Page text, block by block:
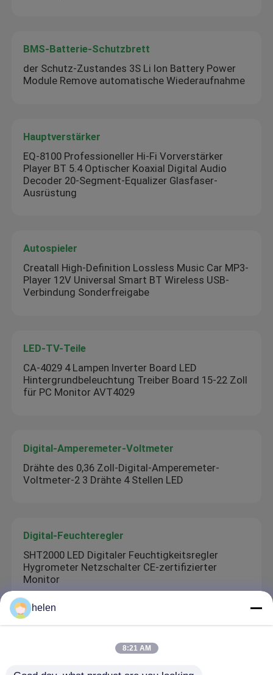
BMS-Batterie-Schutzbrett
der Schutz-Zustandes 3S Li Ion Battery Power
Module Remove automatische Wiederaufnahme
Hauptverstärker
EQ-8100 Professioneller Hi-Fi Vorverstärker
Player BT 5.4 Optischer Koaxial Digital Audio
Decoder 20-Segment-Equalizer Glasfaser-
Ausrüstung
Autospieler
Creatall High-Definition Lossless Music Car MP3-
Player 12V Universal Smart BT Wireless USB-
Verbindung Sonderfreigabe
LED-TV-Teile
CA-4029 4 Lampen Inverter Board LED
Hintergrundbeleuchtung Treiber Board 15-22 Zoll
für PC Monitor AVT4029
Digital-Amperemeter-Voltmeter
Drähte des 0,36 Zoll-Digital-Amperemeter-
Voltmeter-2 3 Drähte 4 Stellen LED
Digital-Feuchteregler
SHT2000 LED Digitaler Feuchtigkeitsregler
Hygrometer Netzschalter CE-zertifizierter
Monitor
RT809F Programmierer Motherboard IC Chip
helen
8:21 AM